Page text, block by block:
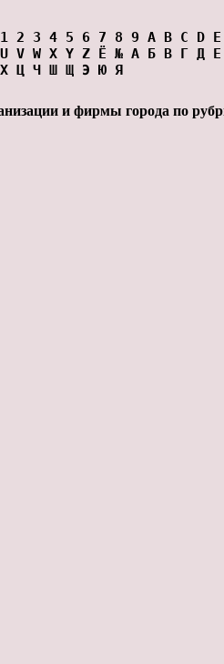
1 2 3 4 5 6 7 8 9 A B C D E
U V W X Y Z Ё № А Б В Г Д Е
Х Ц Ч Ш Щ Э Ю Я
зации и фирмы города по